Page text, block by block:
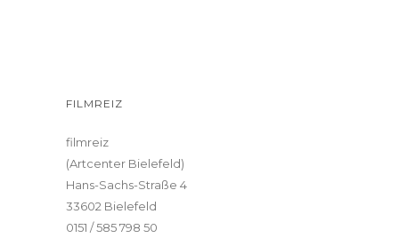
FILMREIZ
filmreiz
(Artcenter Bielefeld)
Hans-Sachs-Straße 4
33602 Bielefeld
0151 / 585 798 50